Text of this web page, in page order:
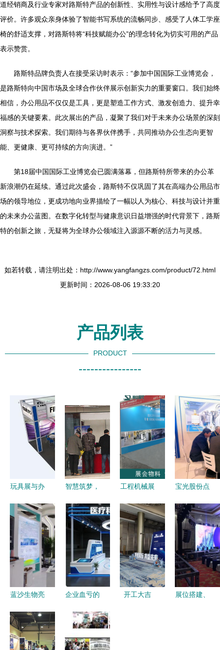
道经销商及行业专家对路斯特产品的创新性、实用性与设计感给予了高度
评价。许多观众亲身体验了智能书写系统的流畅同步、感受了人体工学座
椅的舒适支撑，对路斯特将“科技赋能办公”的理念转化为切实可用的产品
表示赞赏。
路斯特品牌负责人在接受采访时表示：“参加中国国际工业博览会，
是路斯特向中国市场及全球合作伙伴展示创新实力的重要窗口。我们始终
相信，办公用品不仅仅是工具，更是塑造工作方式、激发创造力、提升幸
福感的关键要素。此次展出的产品，凝聚了我们对于未来办公场景的深刻
洞察与技术探索。我们期待与各界伙伴携手，共同推动办公生态向更智
能、更健康、更可持续的方向演进。”
第18届中国国际工业博览会已圆满落幕，但路斯特所带来的办公革
新浪潮仍在延续。通过此次盛会，路斯特不仅巩固了其在高端办公用品市
场的领导地位，更成功地向业界描绘了一幅以人为核心、科技与设计并重
的未来办公蓝图。在数字化转型与健康意识日益增强的时代背景下，路斯
特的创新之旅，无疑将为全球办公领域注入源源不断的活力与灵感。
如若转载，请注明出处：http://www.yangfangzs.com/product/72.html
更新时间：2026-08-06 19:33:20
产品列表
PRODUCT
----------------
玩具展与办
赢策略 展
位装修搭建
的全流程指
南
智慧筑梦，
2014第十
四届浙江国
际智能楼宇
与安防展览
会暨杭州国
际社学会展
顾
工程机械展
宣传物料全
攻略 如何
巧用办公用
品提升品牌
印象？
宝光股份点
诺威工业博
览会 精诚
会展服务打
造智能制造
新名片
蓝沙生物亮
界大健康博
览会 基因
企业血亏的
这3个展览
设计搭建雷
开工大吉
展位搭建、